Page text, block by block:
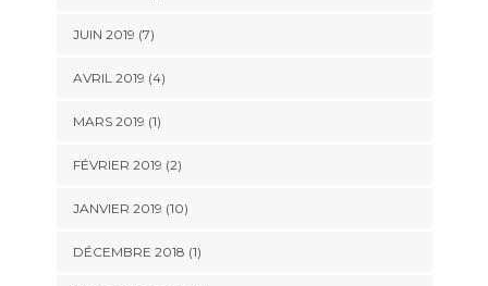
JUIN 2019 (7)
AVRIL 2019 (4)
MARS 2019 (1)
FÉVRIER 2019 (2)
JANVIER 2019 (10)
DÉCEMBRE 2018 (1)